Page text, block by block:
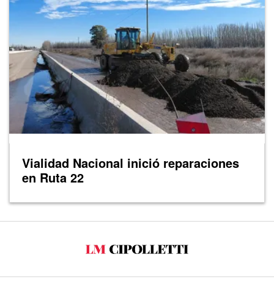
Vialidad Nacional inició reparaciones
en Ruta 22